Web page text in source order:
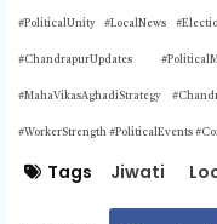
#PoliticalUnity #LocalNews
#ChandrapurUpdates
#MahaVikasAghadiStrategy
#WorkerStrength #PoliticalEvents
Tags Jiwati